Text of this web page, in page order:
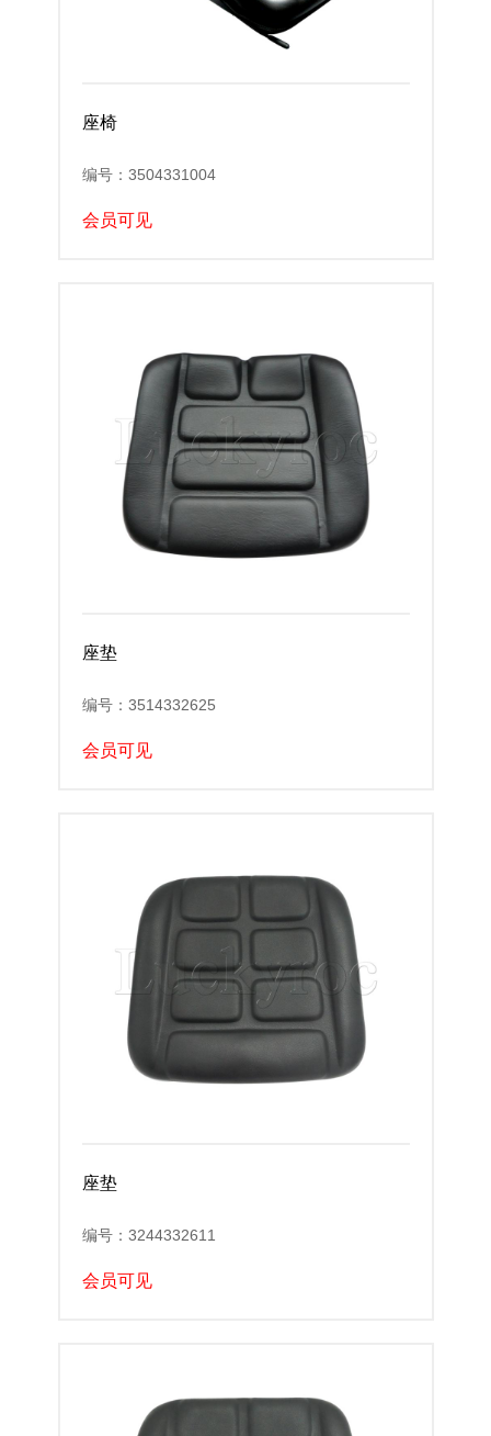
座椅
编号：3504331004
会员可见
座垫
编号：3514332625
会员可见
座垫
编号：3244332611
会员可见